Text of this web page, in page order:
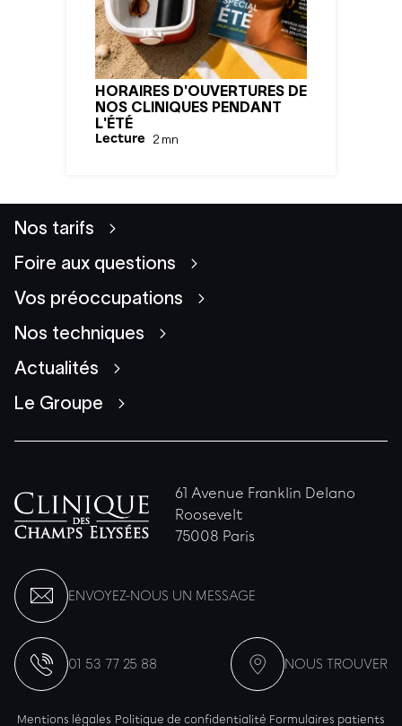
HORAIRES D'OUVERTURES DE
NOS CLINIQUES PENDANT
L'ÉTÉ
Lecture 2 mn
Nos tarifs
Foire aux questions
Vos préoccupations
Nos techniques
Actualités
Le Groupe
61 Avenue Franklin Delano
Roosevelt
75008 Paris
ENVOYEZ-NOUS UN MESSAGE
01 53 77 25 88 NOUS TROUVER
Mentions légales Politique de confidentialité Formulaires patients